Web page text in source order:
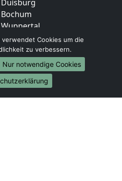
Münster
Cookies um die
zu verbessern.
Nur notwendige Cookies